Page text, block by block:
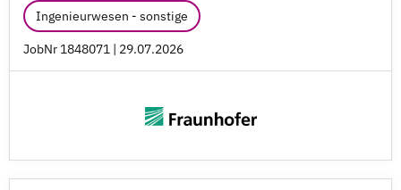
Ingenieurwesen - sonstige
JobNr 1848071 | 29.07.2026